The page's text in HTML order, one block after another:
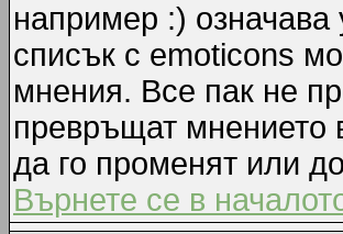
например :)
списък с emoticons
мнения. Все пак не
превръщат мнението
да го променят или
Върнете се в